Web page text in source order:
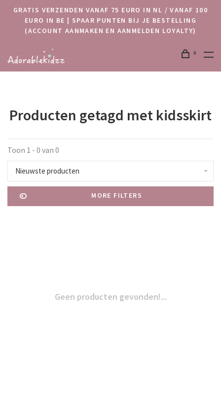
GRATIS VERZENDEN VANAF 75 EURO IN NL / VANAF 100
EURO IN BE | SPAAR PUNTEN BIJ JE BESTELLING
(ACCOUNT AANMAKEN EN AANMELDEN LOYALTY)
0
Producten getagd met kidsskirt
Toon 1 - 0 van 0
Nieuwste producten
MORE FILTERS
Geen producten gevonden!...